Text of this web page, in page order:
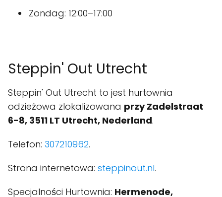
Zondag: 12:00–17:00
Steppin' Out Utrecht
Steppin' Out Utrecht to jest hurtownia
odzieżowa zlokalizowana przy Zadelstraat
6-8, 3511 LT Utrecht, Nederland.
Telefon: 307210962.
Strona internetowa: steppinout.nl.
Specjalności Hurtownia: Hermenode,